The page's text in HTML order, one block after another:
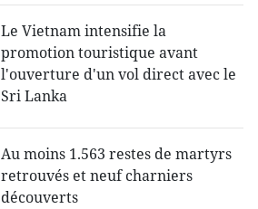
Le Vietnam intensifie la
promotion touristique avant
l'ouverture d'un vol direct avec le
Sri Lanka
Au moins 1.563 restes de martyrs
retrouvés et neuf charniers
découverts